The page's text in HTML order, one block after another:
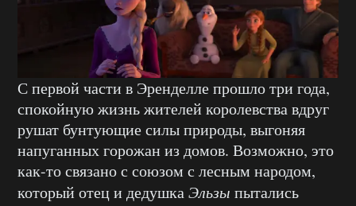
С первой части в Эренделле прошло три года,
спокойную жизнь жителей королевства вдруг
рушат бунтующие силы природы, выгоняя
напуганных горожан из домов. Возможно, это
как-то связано с союзом с лесным народом,
который отец и дедушкаЭльзы пытались